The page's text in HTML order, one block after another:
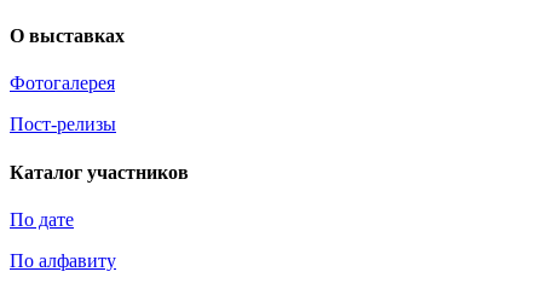
О выставках
Фотогалерея
Пост-релизы
Каталог участников
По дате
По алфавиту